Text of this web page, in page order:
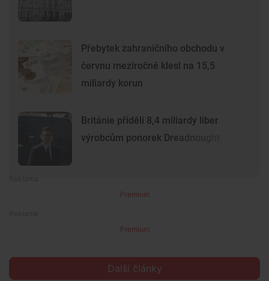
Přebytek zahraničního obchodu v
červnu meziročně klesl na 15,5
miliardy korun
Británie přidělí 8,4 miliardy liber
výrobcům ponorek Dreadnought
Premium
Premium
Další články